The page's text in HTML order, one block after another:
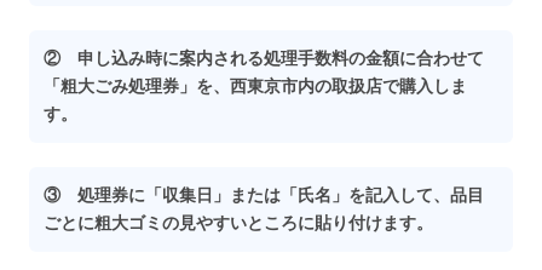
② 申し込み時に案内される処理手数料の金額に合わせて
「粗大ごみ処理券」を、西東京市内の取扱店で購入しま
す。
③ 処理券に「収集日」または「氏名」を記入して、品目
ごとに粗大ゴミの見やすいところに貼り付けます。